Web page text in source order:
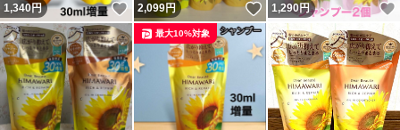
1,340円 いいね！
2,099円 いいね！
1,290円
最大10%対象